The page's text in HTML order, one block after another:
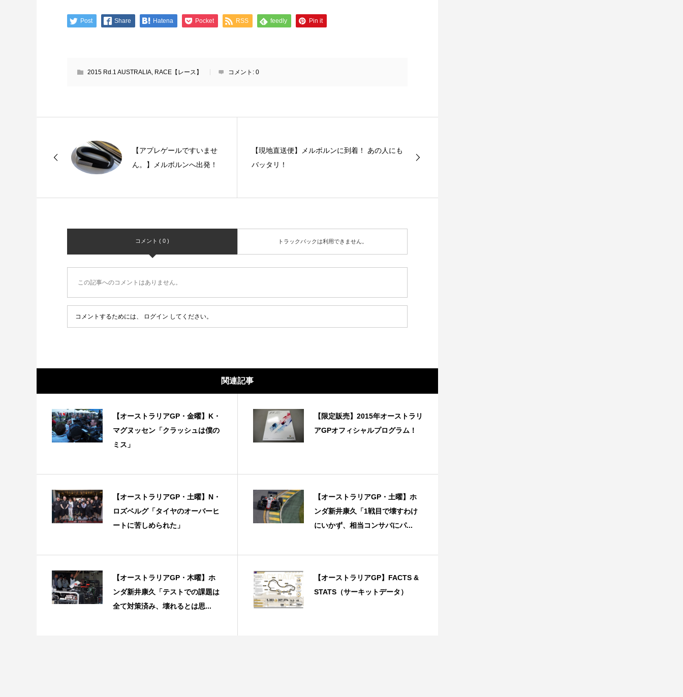
Post Share Hatena Pocket RSS feedly Pin it
2015 Rd.1 AUSTRALIA, RACE【レース】 コメント: 0
【アプレゲールですいませ
ん。】メルボルンへ出発！
【現地直送便】メルボルンに到着！ あの人にも
バッタリ！
コメント ( 0 ) トラックバックは利用できません。
この記事へのコメントはありません。
コメントするためには、 ログイン してください。
関連記事
【オーストラリアGP・金曜】K・
マグヌッセン「クラッシュは僕の
ミス」
【限定販売】2015年オーストラリ
アGPオフィシャルプログラム！
【オーストラリアGP・土曜】N・
ロズベルグ「タイヤのオーバーヒ
ートに苦しめられた」
【オーストラリアGP・土曜】ホ
ンダ新井康久「1戦目で壊すわけ
にいかず、相当コンサバにパ...
【オーストラリアGP・木曜】ホ
ンダ新井康久「テストでの課題は
全て対策済み、壊れるとは思...
【オーストラリアGP】FACTS &
STATS（サーキットデータ）